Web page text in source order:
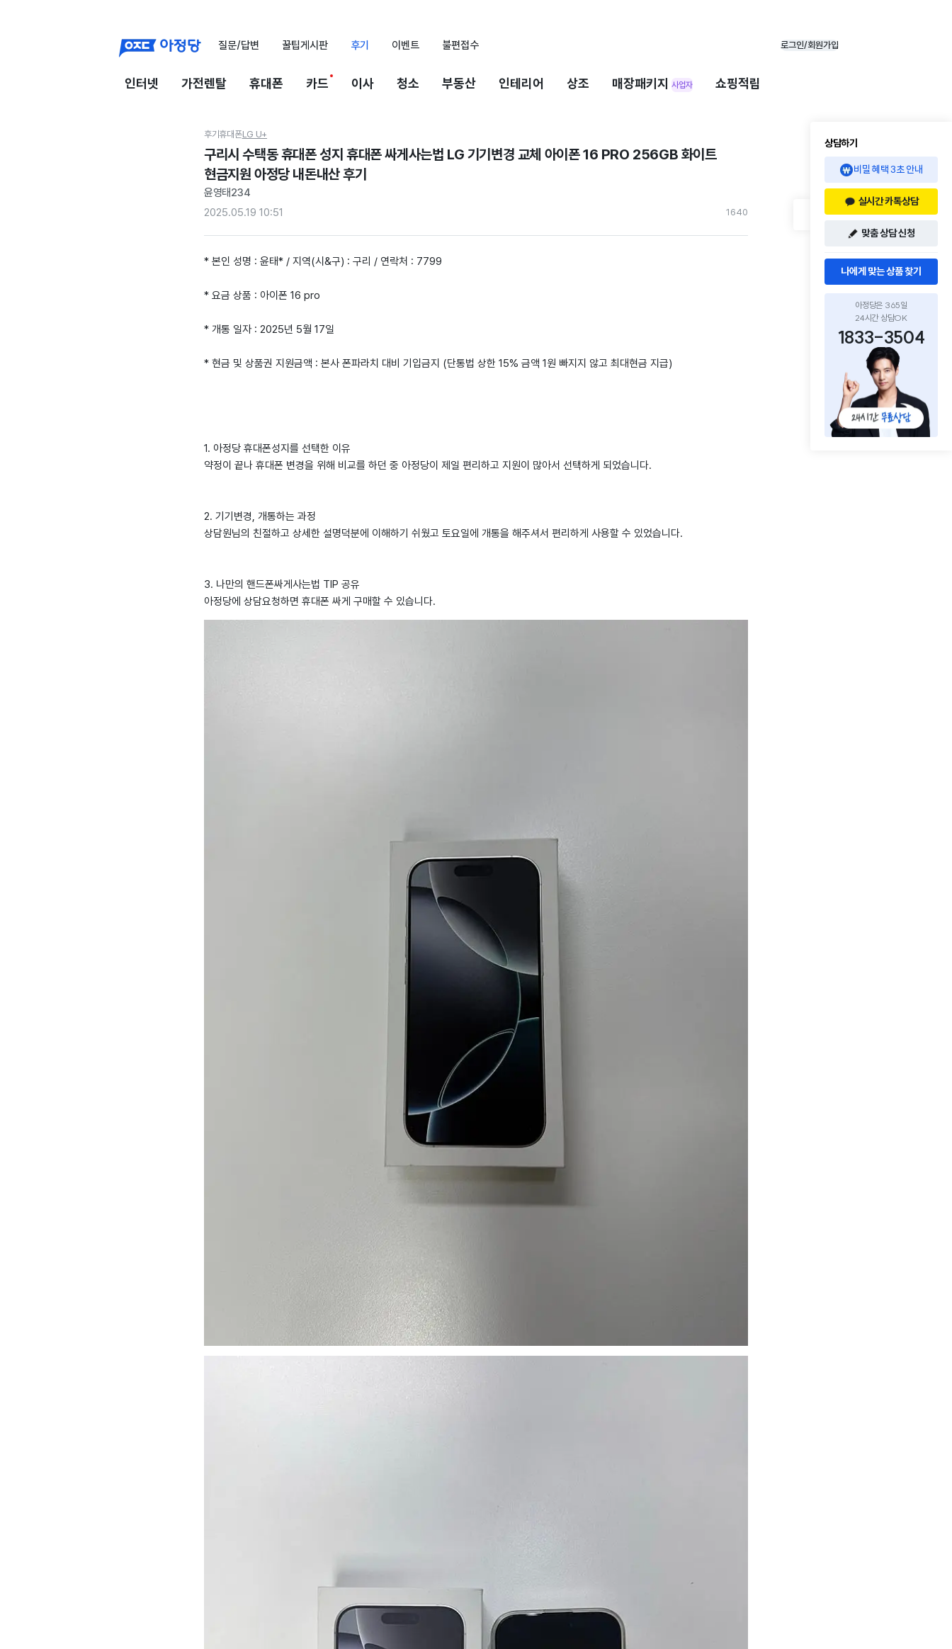
질문/답변 꿀팁게시판 후기 이벤트 불편접수 로그인/회원가입
인터넷 가전렌탈 휴대폰 카드 이사 청소 부동산 인테리어 상조 매장패키지 사업자 쇼핑적립
후기휴대폰LG U+
구리시 수택동 휴대폰 성지 휴대폰 싸게사는법 LG 기기변경 교체 아이폰 16 PRO 256GB 화이트
현금지원 아정당 내돈내산 후기
윤영태234
2025.05.19 10:51
1640
* 본인 성명 : 윤태* / 지역(시&구) : 구리 / 연락처 : 7799
* 요금 상품 : 아이폰 16 pro
* 개통 일자 : 2025년 5월 17일
* 현금 및 상품권 지원금액 : 본사 폰파라치 대비 기입금지 (단통법 상한 15% 금액 1원 빠지지 않고 최대현금 지급)
1. 아정당 휴대폰성지를 선택한 이유
약정이 끝나 휴대폰 변경을 위해 비교를 하던 중 아정당이 제일 편리하고 지원이 많아서 선택하게 되었습니다.
2. 기기변경, 개통하는 과정
상담원님의 친절하고 상세한 설명덕분에 이해하기 쉬웠고 토요일에 개통을 해주셔서 편리하게 사용할 수 있었습니다.
3. 나만의 핸드폰싸게사는법 TIP 공유
아정당에 상담요청하면 휴대폰 싸게 구매할 수 있습니다.
상담하기
비밀 혜택 3초 안내
실시간 카톡상담
맞춤 상담 신청
나에게 맞는 상품 찾기
아정당은 365일
24시간 상담OK
1833-3504